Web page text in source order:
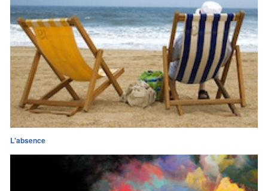
L'absence